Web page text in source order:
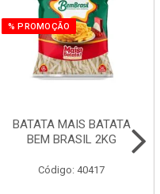
% PROMOÇÃO
BATATA MAIS BATATA
BEM BRASIL 2KG
Código: 40417